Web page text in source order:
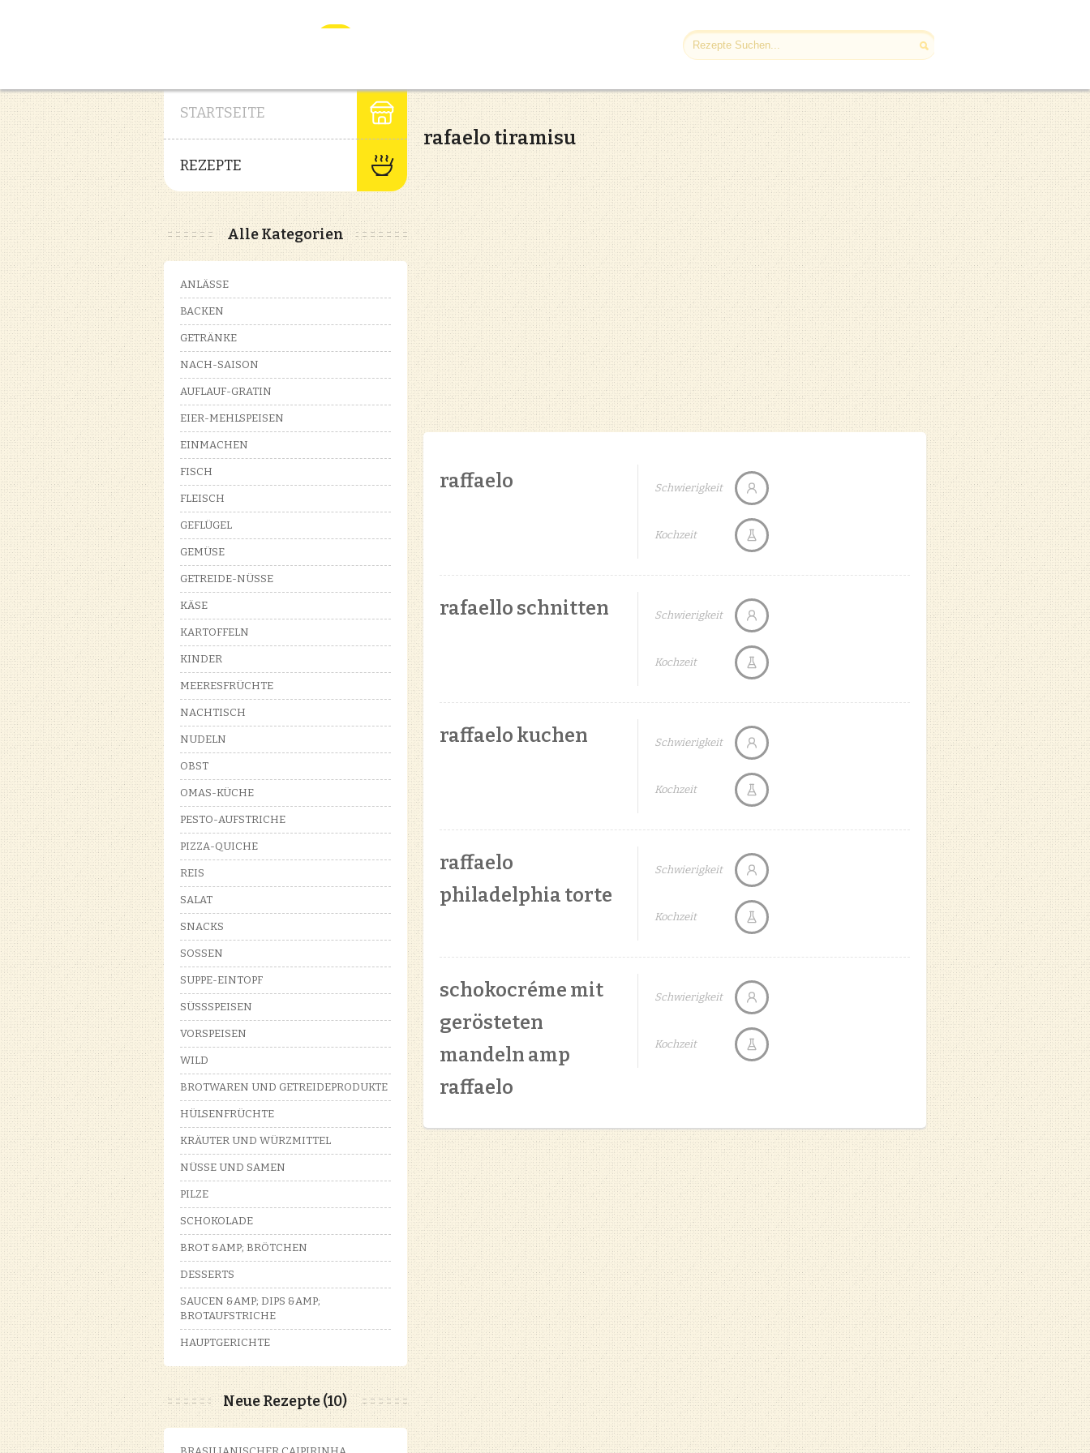
STARTSEITE
REZEPTE
rafaelo tiramisu
raffaelo Schwierigkeit
Kochzeit
rafaello schnitten Schwierigkeit
Kochzeit
raffaelo kuchen Schwierigkeit
Kochzeit
raffaelo
philadelphia torte
Schwierigkeit
Kochzeit
schokocréme mit
gerösteten
mandeln amp
raffaelo
Schwierigkeit
Kochzeit
Alle Kategorien
ANLÄSSE
BACKEN
GETRÄNKE
NACH-SAISON
AUFLAUF-GRATIN
EIER-MEHLSPEISEN
EINMACHEN
FISCH
FLEISCH
GEFLÜGEL
GEMÜSE
GETREIDE-NÜSSE
KÄSE
KARTOFFELN
KINDER
MEERESFRÜCHTE
NACHTISCH
NUDELN
OBST
OMAS-KÜCHE
PESTO-AUFSTRICHE
PIZZA-QUICHE
REIS
SALAT
SNACKS
SOSSEN
SUPPE-EINTOPF
SÜSSSPEISEN
VORSPEISEN
WILD
BROTWAREN UND GETREIDEPRODUKTE
HÜLSENFRÜCHTE
KRÄUTER UND WÜRZMITTEL
NÜSSE UND SAMEN
PILZE
SCHOKOLADE
BROT &AMP; BRÖTCHEN
DESSERTS
SAUCEN &AMP; DIPS &AMP;
BROTAUFSTRICHE
HAUPTGERICHTE
Neue Rezepte (10)